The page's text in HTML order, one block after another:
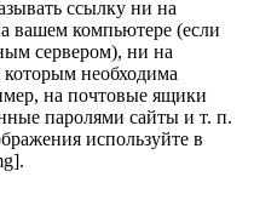
ссылку ни на
вашем компьютере (если
сервером), ни на
которым необходима
на почтовые ящики
паролями сайты и т. п.
используйте в